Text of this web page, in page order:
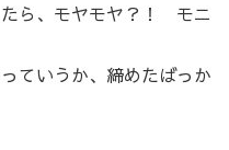
ら、モヤモヤ？！ モニ
ていうか、締めたばっか